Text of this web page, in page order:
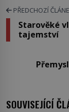
PŘEDCHOZÍ
Starověké
tajemství
SOUVISEJÍCÍ